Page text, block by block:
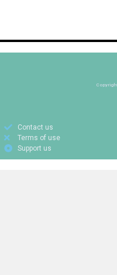
Contact us
Terms of use
Support us